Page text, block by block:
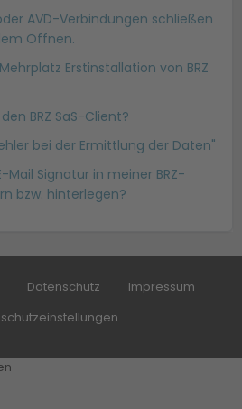
AVD-Verbindungen schließen
Öffnen.
Erstinstallation von BRZ
BRZ SaS-Client?
bei der Ermittlung der Daten"
Mail Signatur in meiner BRZ-
bzw. hinterlegen?
Datenschutz
Impressum